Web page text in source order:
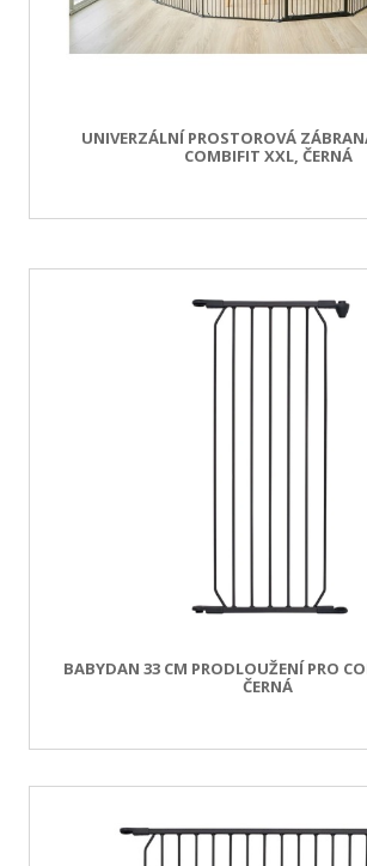
UNIVERZÁLNÍ PROSTOROVÁ
COMBIFIT XXL, ČERNÁ
BABYDAN 33 CM PRODLOUŽENÍ PRO
ČERNÁ